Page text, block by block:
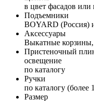
в цвет фасадов или
Подъемники
BOYARD (Россия)
Аксессуары
Выкатные
Пристеночный
освещение
по каталогу
Ручки
по каталогу (более
Размер